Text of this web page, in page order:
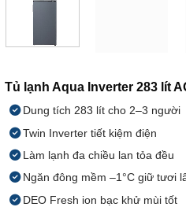
Tủ lạnh Aqua Inverter 283 lít
Dung tích 283 lít cho 2–3 người
Twin Inverter tiết kiệm điện
Làm lạnh đa chiều lan tỏa đều
Ngăn đông mềm –1°C giữ tươi
DEO Fresh ion bạc khử mùi tốt